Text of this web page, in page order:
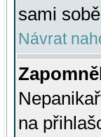
sami
Návrat
na